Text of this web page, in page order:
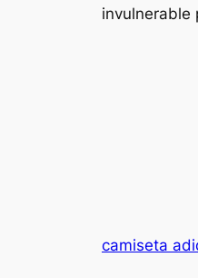
invulnerable
camiseta